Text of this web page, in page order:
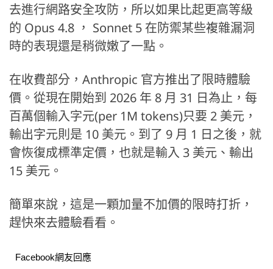
去進行網路安全攻防，所以如果比起更高等級
的 Opus 4.8 ， Sonnet 5 在防禦某些複雜漏洞
時的表現還是稍微嫩了一點。
在收費部分，Anthropic 官方推出了限時體驗
價。從現在開始到 2026 年 8 月 31 日為止，每
百萬個輸入字元(per 1M tokens)只要 2 美元，
輸出字元則是 10 美元。到了 9 月 1 日之後，就
會恢復成標準定價，也就是輸入 3 美元、輸出
15 美元。
簡單來說，這是一顆加量不加價的限時打折，
趕快來去體驗看看。
Facebook網友回應